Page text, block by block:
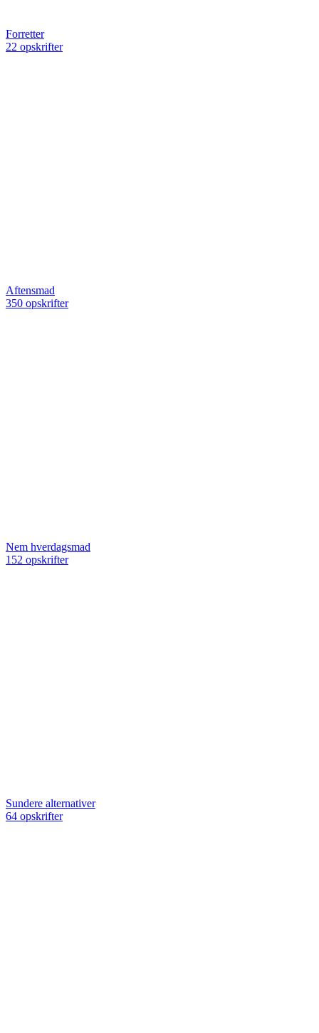
Forretter
22 opskrifter
Aftensmad
350 opskrifter
Nem hverdagsmad
152 opskrifter
Sundere alternativer
64 opskrifter